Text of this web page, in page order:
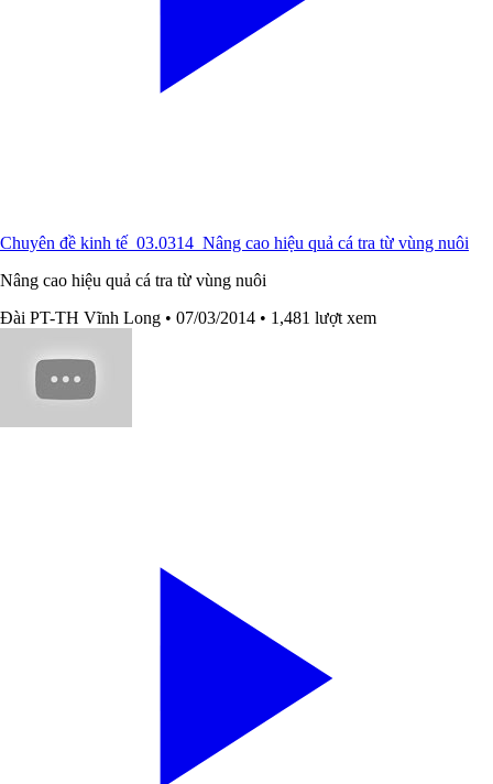
Chuyên đề kinh tế_03.0314_Nâng cao hiệu quả cá tra từ vùng nuôi
Nâng cao hiệu quả cá tra từ vùng nuôi
Đài PT-TH Vĩnh Long • 07/03/2014 • 1,481 lượt xem